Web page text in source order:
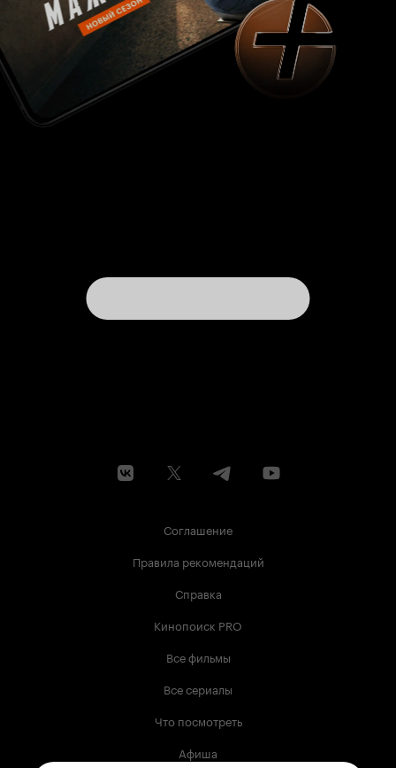
Соглашение
Правила рекомендаций
Справка
Кинопоиск PRO
Все фильмы
Все сериалы
Что посмотреть
Афиша